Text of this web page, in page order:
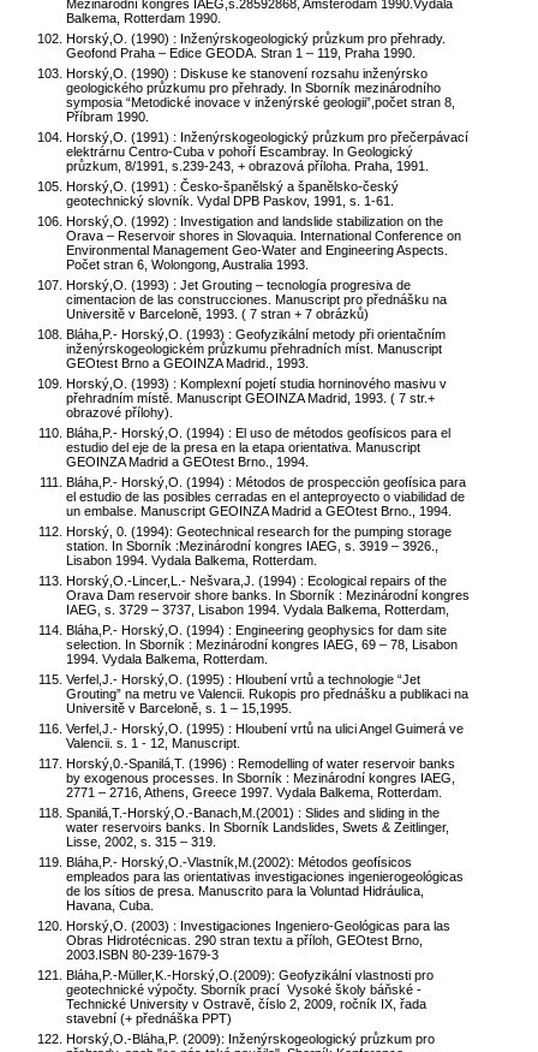
Mezinárodní kongres IAEG,s.28592868, Amsterodam 1990.Vydala
Balkema, Rotterdam 1990.
Horský,O. (1990) : Inženýrskogeologický průzkum pro přehrady.
Geofond Praha – Edice GEODA. Stran 1 – 119, Praha 1990.
Horský,O. (1990) : Diskuse ke stanovení rozsahu inženýrsko
geologického průzkumu pro přehrady. In Sborník mezinárodního
symposia “Metodické inovace v inženýrské geologii”,počet stran 8,
Příbram 1990.
Horský,O. (1991) : Inženýrskogeologický průzkum pro přečerpávací
elektrárnu Centro-Cuba v pohoří Escambray. In Geologický
průzkum, 8/1991, s.239-243, + obrazová příloha. Praha, 1991.
Horský,O. (1991) : Česko-španělský a španělsko-český
geotechnický slovník. Vydal DPB Paskov, 1991, s. 1-61.
Horský,O. (1992) : Investigation and landslide stabilization on the
Orava – Reservoir shores in Slovaquia. International Conference on
Environmental Management Geo-Water and Engineering Aspects.
Počet stran 6, Wolongong, Australia 1993.
Horský,O. (1993) : Jet Grouting – tecnología progresiva de
cimentacion de las construcciones. Manuscript pro přednášku na
Universitě v Barceloně, 1993. ( 7 stran + 7 obrázků)
Bláha,P.- Horský,O. (1993) : Geofyzikální metody při orientačním
inženýrskogeologickém průzkumu přehradních míst. Manuscript
GEOtest Brno a GEOINZA Madrid., 1993.
Horský,O. (1993) : Komplexní pojetí studia horninového masivu v
přehradním místě. Manuscript GEOINZA Madrid, 1993. ( 7 str.+
obrazové přílohy).
Bláha,P.- Horský,O. (1994) : El uso de métodos geofísicos para el
estudio del eje de la presa en la etapa orientativa. Manuscript
GEOINZA Madrid a GEOtest Brno., 1994.
Bláha,P.- Horský,O. (1994) : Métodos de prospección geofísica para
el estudio de las posibles cerradas en el anteproyecto o viabilidad de
un embalse. Manuscript GEOINZA Madrid a GEOtest Brno., 1994.
Horský, 0. (1994): Geotechnical research for the pumping storage
station. In Sborník :Mezinárodní kongres IAEG, s. 3919 – 3926.,
Lisabon 1994. Vydala Balkema, Rotterdam.
Horský,O.-Lincer,L.- Nešvara,J. (1994) : Ecological repairs of the
Orava Dam reservoir shore banks. In Sborník : Mezinárodní kongres
IAEG, s. 3729 – 3737, Lisabon 1994. Vydala Balkema, Rotterdam,
Bláha,P.- Horský,O. (1994) : Engineering geophysics for dam site
selection. In Sborník : Mezinárodní kongres IAEG, 69 – 78, Lisabon
1994. Vydala Balkema, Rotterdam.
Verfel,J.- Horský,O. (1995) : Hloubení vrtů a technologie “Jet
Grouting” na metru ve Valencii. Rukopis pro přednášku a publikaci na
Universitě v Barceloně, s. 1 – 15,1995.
Verfel,J.- Horský,O. (1995) : Hloubení vrtů na ulici Angel Guimerá ve
Valencii. s. 1 - 12, Manuscript.
Horský,0.-Spanilá,T. (1996) : Remodelling of water reservoir banks
by exogenous processes. In Sborník : Mezinárodní kongres IAEG,
2771 – 2716, Athens, Greece 1997. Vydala Balkema, Rotterdam.
Spanilá,T.-Horský,O.-Banach,M.(2001) : Slides and sliding in the
water reservoirs banks. In Sborník Landslides, Swets & Zeitlinger,
Lisse, 2002, s. 315 – 319.
Bláha,P.- Horský,O.-Vlastník,M.(2002): Métodos geofísicos
empleados para las orientativas investigaciones ingenierogeológicas
de los sítios de presa. Manuscrito para la Voluntad Hidráulica,
Havana, Cuba.
Horský,O. (2003) : Investigaciones Ingeniero-Geológicas para las
Obras Hidrotécnicas. 290 stran textu a příloh, GEOtest Brno,
2003.ISBN 80-239-1679-3
Bláha,P.-Müller,K.-Horský,O.(2009): Geofyzikální vlastnosti pro
geotechnické výpočty. Sborník prací Vysoké školy báňské -
Technické University v Ostravě, číslo 2, 2009, ročník IX, řada
stavební (+ přednáška PPT)
Horský,O.-Bláha,P. (2009): Inženýrskogeologický průzkum pro